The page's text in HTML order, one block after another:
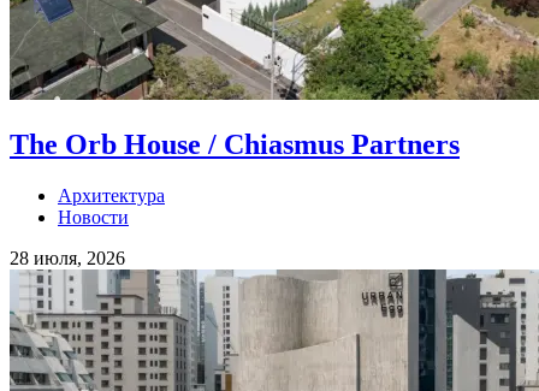
The Orb House / Chiasmus Partners
Архитектура
Новости
28 июля, 2026